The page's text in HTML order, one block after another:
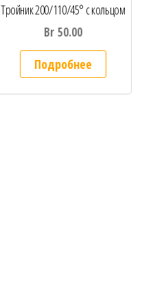
Тройник 200/110/45° с кольцом
Br 50.00
Подробнее